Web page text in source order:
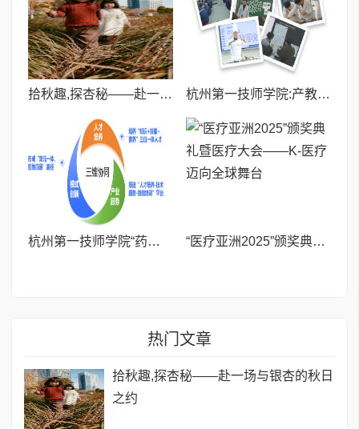
拾秋趣,探杏秘——赴一场与银杏的秋日之约 杭州第一技师学院:产教共生纵深“三位一体”式工学一体化教学改革
杭州第一技师学院“药匠”培育的产教共育实践 “医疗亚洲2025”颁奖典礼暨医疗大会——K-医疗迈向全球舞台
热门文章
拾秋趣,探杏秘——赴一场与银杏的秋日
之约